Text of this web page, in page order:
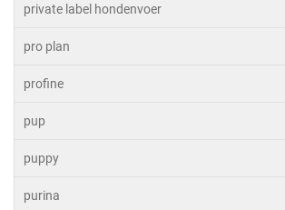
private label hondenvoer
pro plan
profine
pup
puppy
purina